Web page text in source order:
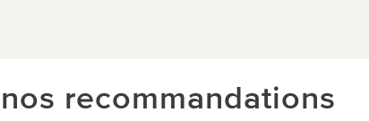
nos recommandations